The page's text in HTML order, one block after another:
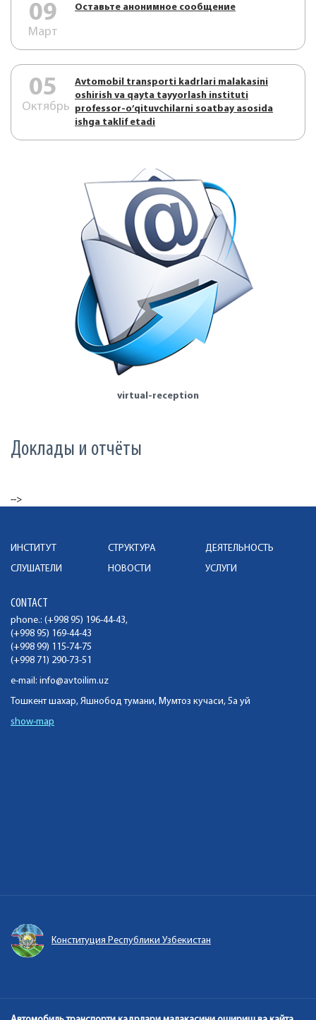
09
Март
Оставьте анонимное сообщение
05
Октябрь
Аvtоmоbil trаnspоrti kаdrlаri mаlаkаsini
оshirish vа qаytа tаyyorlаsh instituti
prоfеssоr-o’qituvchilаrni sоаtbаy аsоsidа
ishgа tаklif etаdi
virtual-reception
Доклады и отчёты
-->
ИНСТИТУТ СТРУКТУРА
ДЕЯТЕЛЬНОСТЬ
СЛУШАТЕЛИ
НОВОСТИ УСЛУГИ
CONTACT
phone.: (+998 95) 196-44-43,
(+998 95) 169-44-43
(+998 99) 115-74-75
(+998 71) 290-73-51
e-mail: info@avtoilim.uz
Тошкент шахар, Яшнобод тумани, Мумтоз кучаси, 5а уй
show-map
Конституция Республики Узбекистан